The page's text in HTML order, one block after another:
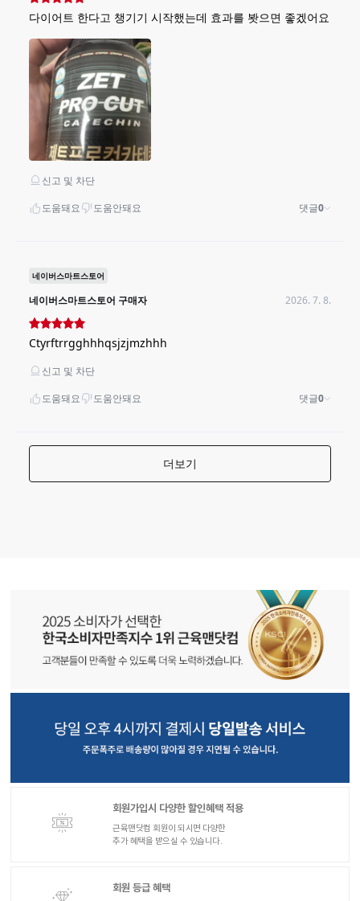
회원가입시 다양한 할인혜택 적용
근육맨닷컴 회원이 되시면 다양한
추가 혜택을 받으실 수 있습니다.
회원 등급 혜택